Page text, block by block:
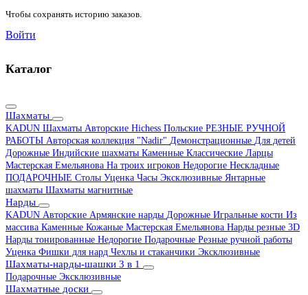
Чтобы сохранять историю заказов.
Войти
Каталог
Шахматы
KADUN Шахматы Авторские Hichess Польские РЕЗНЫЕ РУЧНОЙ
РАБОТЫ Авторская коллекция "Nadir" Демонстрационные Для детей
Дорожные Индийские шахматы Каменные Классические Ларцы
Мастерская Емельянова На троих игроков Недорогие Нескладные
ПОДАРОЧНЫЕ Столы Уценка Часы Эксклюзивные Янтарные
шахматы Шахматы магнитные
Нарды
KADUN Авторские Армянские нарды Дорожные Игральные кости Из
массива Каменные Кожаные Мастерская Емельянова Нарды резные 3D
Нарды тонированные Недорогие Подарочные Резные ручной работы
Уценка Фишки для нард Чехлы и стаканчики Эксклюзивные
Шахматы-нарды-шашки 3 в 1
Подарочные Эксклюзивные
Шахматные доски